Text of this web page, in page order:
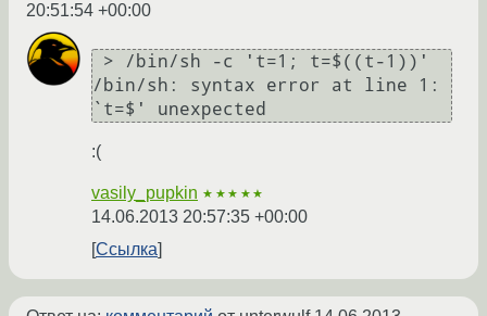
20:51:54 +00:00
/bin/sh: syntax error at line 1:
:(
vasily_pupkin ★★★★★
14.06.2013 20:57:35 +00:00
Ссылка